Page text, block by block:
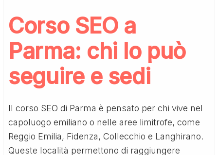
Corso SEO a
Parma: chi lo può
seguire e sedi
Il corso SEO di Parma è pensato per chi vive nel
capoluogo emiliano o nelle aree limitrofe, come
Reggio Emilia, Fidenza, Collecchio e Langhirano.
Queste località permettono di raggiungere